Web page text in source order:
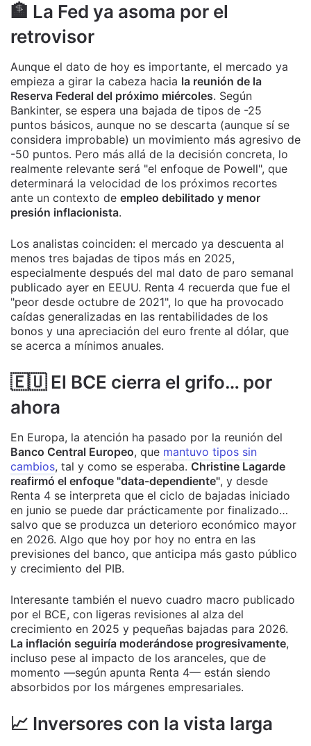
🏦 La Fed ya asoma por el
retrovisor
Aunque el dato de hoy es importante, el mercado ya
empieza a girar la cabeza hacia la reunión de la
Reserva Federal del próximo miércoles. Según
Bankinter, se espera una bajada de tipos de -25
puntos básicos, aunque no se descarta (aunque sí se
considera improbable) un movimiento más agresivo de
-50 puntos. Pero más allá de la decisión concreta, lo
realmente relevante será "el enfoque de Powell", que
determinará la velocidad de los próximos recortes
ante un contexto de empleo debilitado y menor
presión inflacionista.
Los analistas coinciden: el mercado ya descuenta al
menos tres bajadas de tipos más en 2025,
especialmente después del mal dato de paro semanal
publicado ayer en EEUU. Renta 4 recuerda que fue el
"peor desde octubre de 2021", lo que ha provocado
caídas generalizadas en las rentabilidades de los
bonos y una apreciación del euro frente al dólar, que
se acerca a mínimos anuales.
🇪🇺 El BCE cierra el grifo… por
ahora
En Europa, la atención ha pasado por la reunión del
Banco Central Europeo, que mantuvo tipos sin
cambios, tal y como se esperaba. Christine Lagarde
reafirmó el enfoque "data-dependiente", y desde
Renta 4 se interpreta que el ciclo de bajadas iniciado
en junio se puede dar prácticamente por finalizado…
salvo que se produzca un deterioro económico mayor
en 2026. Algo que hoy por hoy no entra en las
previsiones del banco, que anticipa más gasto público
y crecimiento del PIB.
Interesante también el nuevo cuadro macro publicado
por el BCE, con ligeras revisiones al alza del
crecimiento en 2025 y pequeñas bajadas para 2026.
La inflación seguiría moderándose progresivamente,
incluso pese al impacto de los aranceles, que de
momento —según apunta Renta 4— están siendo
absorbidos por los márgenes empresariales.
📈 Inversores con la vista larga